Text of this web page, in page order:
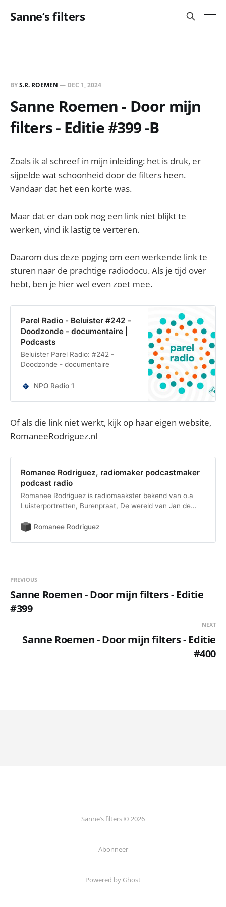
Sanne’s filters
BYS.R. ROEMEN — DEC 1, 2024
Sanne Roemen - Door mijn
filters - Editie #399 -B
Zoals ik al schreef in mijn inleiding: het is druk, er
sijpelde wat schoonheid door de filters heen.
Vandaar dat het een korte was.
Maar dat er dan ook nog een link niet blijkt te
werken, vind ik lastig te verteren.
Daarom dus deze poging om een werkende link te
sturen naar de prachtige radiodocu. Als je tijd over
hebt, ben je hier wel even zoet mee.
Parel Radio - Beluister #242 -
Doodzonde - documentaire |
Podcasts
Beluister Parel Radio: #242 -
Doodzonde - documentaire
NPO Radio 1
Of als die link niet werkt, kijk op haar eigen website,
RomaneeRodriguez.nl
Romanee Rodriguez, radiomaker podcastmaker
podcast radio
Romanee Rodriguez is radiomaakster bekend van o.a
Luisterportretten, Burenpraat, De wereld van Jan de
Romanee Rodriguez
PREVIOUS
Sanne Roemen - Door mijn filters - Editie
#399
NEXT
Sanne Roemen - Door mijn filters - Editie
#400
Sanne’s filters © 2026
Abonneer
Powered by Ghost